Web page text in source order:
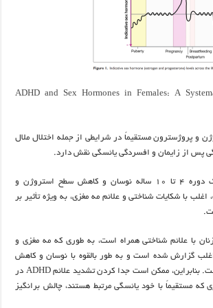
ADHD and Sex Hormones in Females: A
و پروژسترون مستقیماً در شرایطی از جمله اختلال ملال
پس از زایمان و افسردگی یائسگی نقش دارد.
یائسگی طبیعی که با یک دوره ۴ تا ۱۰ ساله نوسان و کاهش سطح استروژن و
با شکایات شناختی و علائم مه مغزی، به ویژه تأثیر بر
با علائم شناختی همراه است، به طوری که مه مغزی و
اغلب گزارش شده است و به طور بالقوه با نوسان و کاهش
سطح استروژن مرتبط است. بنابراین، ممکن است جدا کردن تشدید علائم ADHD در
که مستقیماً با خود یائسگی مرتبط هستند، چالش برانگیز